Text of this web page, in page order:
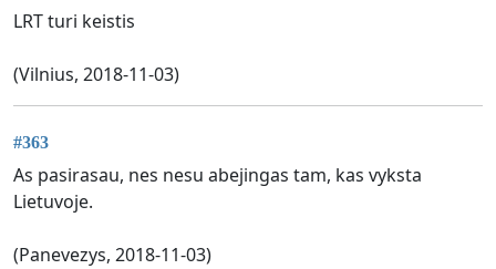
LRT turi keistis
(Vilnius, 2018-11-03)
#363
As pasirasau, nes nesu abejingas tam, kas vyksta
Lietuvoje.
(Panevezys, 2018-11-03)